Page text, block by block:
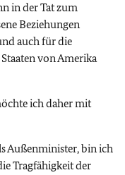
in der Tat zum
Beziehungen
auch für die
von Amerika
ich daher mit
Außenminister, bin ich
Tragfähigkeit der